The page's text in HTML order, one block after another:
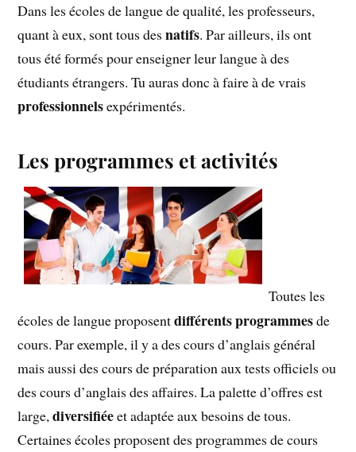
Dans les écoles de langue de qualité, les professeurs,
quant à eux, sont tous desnatifs. Par ailleurs, ils ont
tous été formés pour enseigner leur langue à des
étudiants étrangers. Tu auras donc à faire à de vrais
professionnelsexpérimentés.
Les programmes et activités
Toutes les
écoles de langue proposentdifférents programmesde
cours. Par exemple, il y a des cours d’anglais général
mais aussi des cours de préparation aux tests officiels ou
des cours d’anglais des affaires. La palette d’offres est
large,diversifiéeet adaptée aux besoins de tous.
Certaines écoles proposent des programmes de cours